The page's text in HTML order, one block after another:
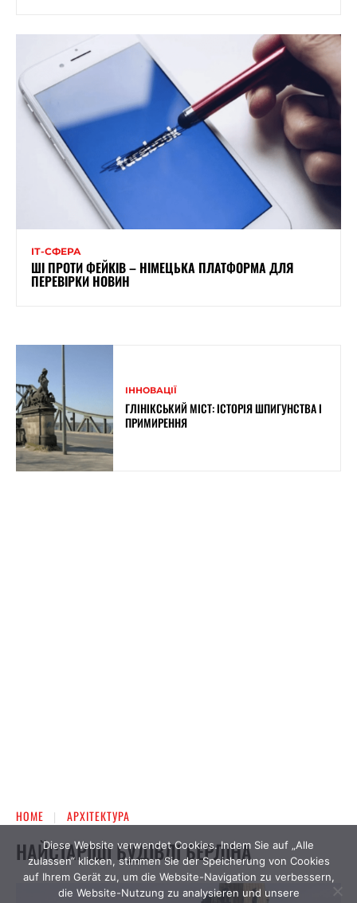
ІТ-СФЕРА
ШІ ПРОТИ ФЕЙКІВ – НІМЕЦЬКА ПЛАТФОРМА ДЛЯ
ПЕРЕВІРКИ НОВИН
ІННОВАЦІЇ
ГЛІНІКСЬКИЙ МІСТ: ІСТОРІЯ ШПИГУНСТВА І
ПРИМИРЕННЯ
Diese Website verwendet Cookies. Indem Sie auf „Alle
zulassen“ klicken, stimmen Sie der Speicherung von Cookies
auf Ihrem Gerät zu, um die Website-Navigation zu verbessern,
die Website-Nutzung zu analysieren und unsere